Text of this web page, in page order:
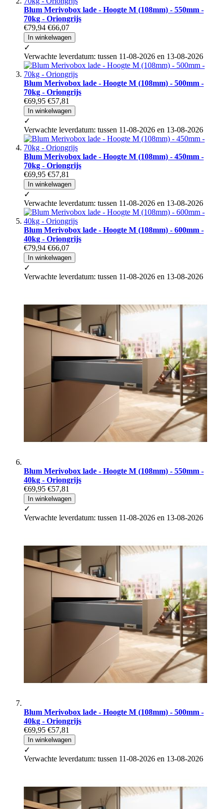
Blum Merivobox lade - Hoogte M (108mm) - 550mm -
70kg - Oriongrijs
€79,94 €66,07
In winkelwagen
✓
Verwachte leverdatum: tussen 11-08-2026 en 13-08-2026
Blum Merivobox lade - Hoogte M (108mm) - 500mm -
70kg - Oriongrijs
€69,95 €57,81
In winkelwagen
✓
Verwachte leverdatum: tussen 11-08-2026 en 13-08-2026
Blum Merivobox lade - Hoogte M (108mm) - 450mm -
70kg - Oriongrijs
€69,95 €57,81
In winkelwagen
✓
Verwachte leverdatum: tussen 11-08-2026 en 13-08-2026
Blum Merivobox lade - Hoogte M (108mm) - 600mm -
40kg - Oriongrijs
€79,94 €66,07
In winkelwagen
✓
Verwachte leverdatum: tussen 11-08-2026 en 13-08-2026
Blum Merivobox lade - Hoogte M (108mm) - 550mm -
40kg - Oriongrijs
€69,95 €57,81
In winkelwagen
✓
Verwachte leverdatum: tussen 11-08-2026 en 13-08-2026
Blum Merivobox lade - Hoogte M (108mm) - 500mm -
40kg - Oriongrijs
€69,95 €57,81
In winkelwagen
✓
Verwachte leverdatum: tussen 11-08-2026 en 13-08-2026